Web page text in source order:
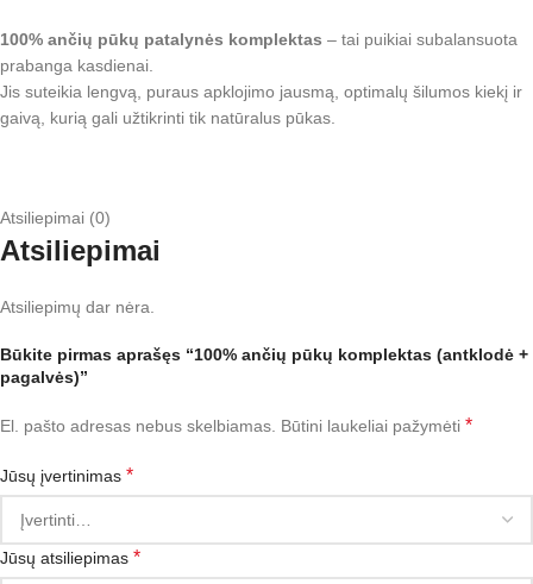
100% ančių pūkų patalynės komplektas – tai puikiai subalansuota
prabanga kasdienai.
Jis suteikia lengvą, puraus apklojimo jausmą, optimalų šilumos kiekį ir
gaivą, kurią gali užtikrinti tik natūralus pūkas.
Atsiliepimai (0)
Atsiliepimai
Atsiliepimų dar nėra.
Būkite pirmas aprašęs “100% ančių pūkų komplektas (antklodė +
pagalvės)”
El. pašto adresas nebus skelbiamas. Būtini laukeliai pažymėti *
Jūsų įvertinimas *
Jūsų atsiliepimas *